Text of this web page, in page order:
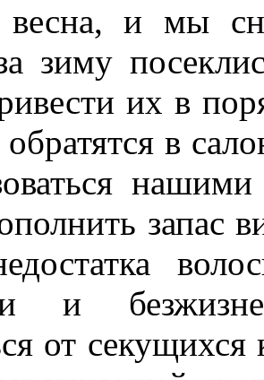
и мы
зиму
их в
в
запас
и
от